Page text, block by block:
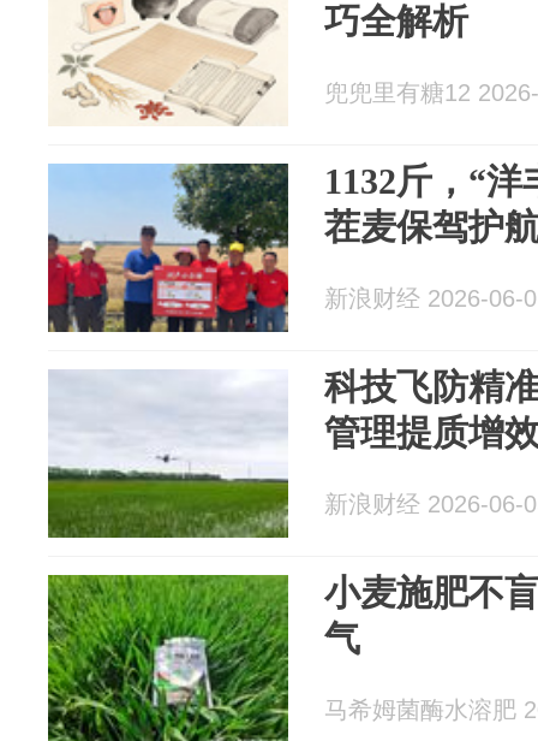
巧全解析
兜兜里有糖12
1132斤，“
茬麦保驾护
新浪财经 2026-06-
科技飞防精
管理提质增
新浪财经 2026-06-
小麦施肥不
气
马希姆菌酶水溶肥